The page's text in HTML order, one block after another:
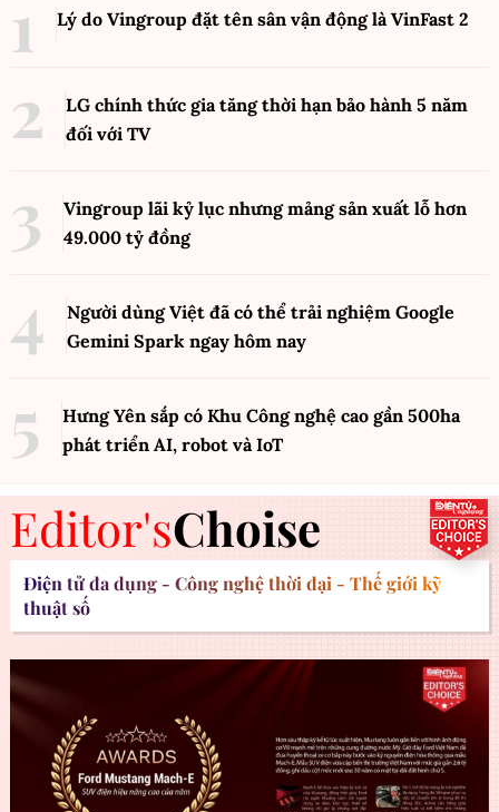
Lý do Vingroup đặt tên sân vận động là VinFast 2
LG chính thức gia tăng thời hạn bảo hành 5 năm
đối với TV
Vingroup lãi kỷ lục nhưng mảng sản xuất lỗ hơn
49.000 tỷ đồng
Người dùng Việt đã có thể trải nghiệm Google
Gemini Spark ngay hôm nay
Hưng Yên sắp có Khu Công nghệ cao gần 500ha
phát triển AI, robot và IoT
Editor'sChoise
Điện tử đa dụng - Công nghệ thời đại - Thế giới kỹ
thuật số